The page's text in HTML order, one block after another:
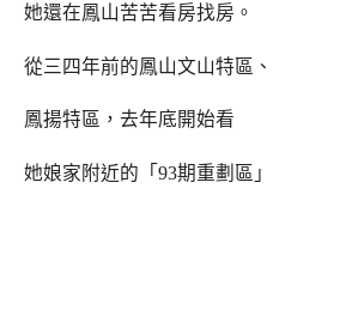
她還在鳳山苦苦看房找房。
從三四年前的鳳山文山特區、
鳳揚特區，去年底開始看
她娘家附近的「93期重劃區」